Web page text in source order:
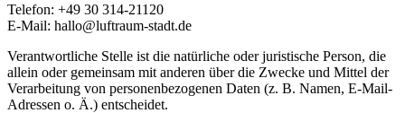
Telefon: +49 30 314-21120
E-Mail: hallo@luftraum-stadt.de
Verantwortliche Stelle ist die natürliche oder juristische Person, die
allein oder gemeinsam mit anderen über die Zwecke und Mittel der
Verarbeitung von personenbezogenen Daten (z. B. Namen, E-Mail-
Adressen o. Ä.) entscheidet.